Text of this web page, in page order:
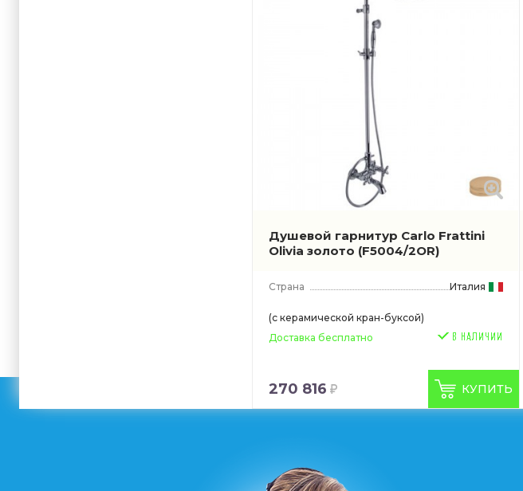
Душевой гарнитур Carlo Frattini
Olivia золото (F5004/2OR)
Страна Италия
(с керамической кран-буксой)
Доставка бесплатно
270 816 КУПИТЬ